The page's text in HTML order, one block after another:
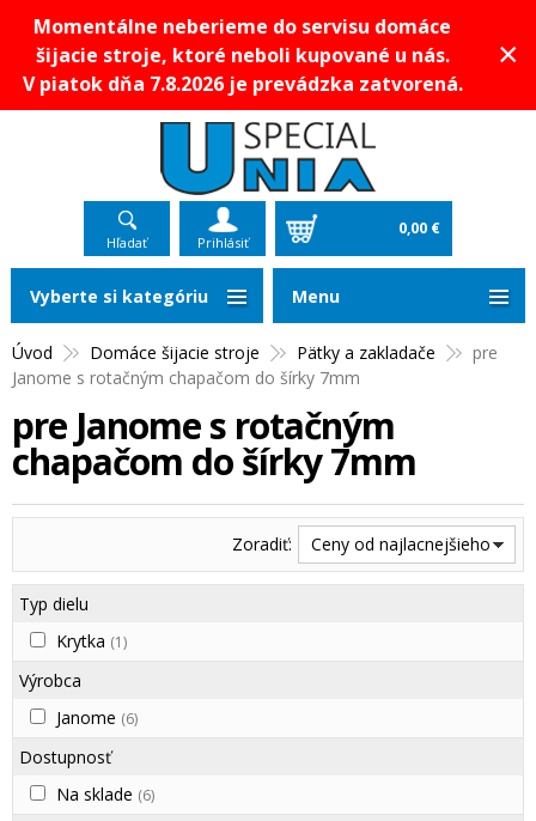
Momentálne neberieme do servisu domáce
šijacie stroje, ktoré neboli kupované u nás.
V piatok dňa 7.8.2026 je prevádzka zatvorená.
×
Hľadať Prihlásiť
0,00 €
Úvod Domáce šijacie stroje Pätky a zakladače
pre
Janome s rotačným chapačom do šírky 7mm
pre Janome s rotačným
chapačom do šírky 7mm
Zoradiť: Ceny od najlacnejšieho
Typ dielu
Krytka (1)
Výrobca
Janome (6)
Dostupnosť
Na sklade (6)
Vyberte si kategóriu Menu